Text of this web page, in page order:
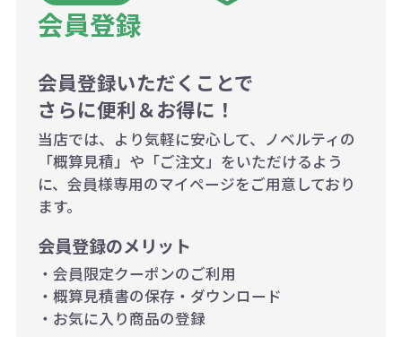
500個~999個の場合：35円（1個
1,000個以上：28円（1個当た
り）
会員登録
会員登録いただくことで
さらに便利＆お得に！
当店では、より気軽に安心して、ノベルティの
「概算見積」や「ご注文」をいただけるよう
に、会員様専用のマイページをご用意しており
ます。
会員登録のメリット
・会員限定クーポンのご利用
・概算見積書の保存・ダウンロード
・お気に入り商品の登録